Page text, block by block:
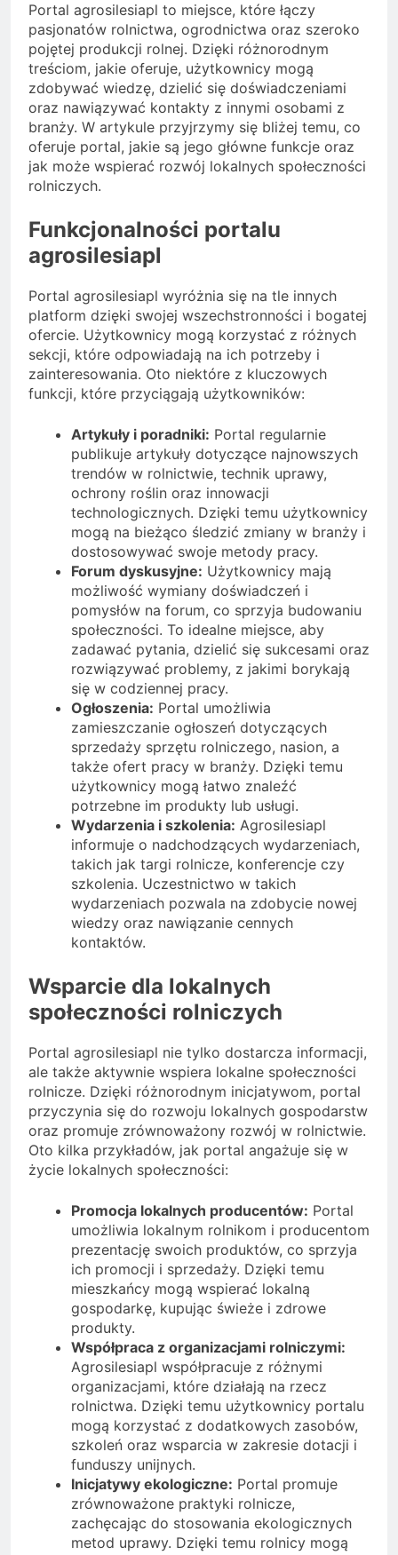
Portal agrosilesiapl to miejsce, które łączy
pasjonatów rolnictwa, ogrodnictwa oraz szeroko
pojętej produkcji rolnej. Dzięki różnorodnym
treściom, jakie oferuje, użytkownicy mogą
zdobywać wiedzę, dzielić się doświadczeniami
oraz nawiązywać kontakty z innymi osobami z
branży. W artykule przyjrzymy się bliżej temu, co
oferuje portal, jakie są jego główne funkcje oraz
jak może wspierać rozwój lokalnych społeczności
rolniczych.
Funkcjonalności portalu
agrosilesiapl
Portal agrosilesiapl wyróżnia się na tle innych
platform dzięki swojej wszechstronności i bogatej
ofercie. Użytkownicy mogą korzystać z różnych
sekcji, które odpowiadają na ich potrzeby i
zainteresowania. Oto niektóre z kluczowych
funkcji, które przyciągają użytkowników:
Artykuły i poradniki: Portal regularnie
publikuje artykuły dotyczące najnowszych
trendów w rolnictwie, technik uprawy,
ochrony roślin oraz innowacji
technologicznych. Dzięki temu użytkownicy
mogą na bieżąco śledzić zmiany w branży i
dostosowywać swoje metody pracy.
Forum dyskusyjne: Użytkownicy mają
możliwość wymiany doświadczeń i
pomysłów na forum, co sprzyja budowaniu
społeczności. To idealne miejsce, aby
zadawać pytania, dzielić się sukcesami oraz
rozwiązywać problemy, z jakimi borykają
się w codziennej pracy.
Ogłoszenia: Portal umożliwia
zamieszczanie ogłoszeń dotyczących
sprzedaży sprzętu rolniczego, nasion, a
także ofert pracy w branży. Dzięki temu
użytkownicy mogą łatwo znaleźć
potrzebne im produkty lub usługi.
Wydarzenia i szkolenia: Agrosilesiapl
informuje o nadchodzących wydarzeniach,
takich jak targi rolnicze, konferencje czy
szkolenia. Uczestnictwo w takich
wydarzeniach pozwala na zdobycie nowej
wiedzy oraz nawiązanie cennych
kontaktów.
Wsparcie dla lokalnych
społeczności rolniczych
Portal agrosilesiapl nie tylko dostarcza informacji,
ale także aktywnie wspiera lokalne społeczności
rolnicze. Dzięki różnorodnym inicjatywom, portal
przyczynia się do rozwoju lokalnych gospodarstw
oraz promuje zrównoważony rozwój w rolnictwie.
Oto kilka przykładów, jak portal angażuje się w
życie lokalnych społeczności:
Promocja lokalnych producentów: Portal
umożliwia lokalnym rolnikom i producentom
prezentację swoich produktów, co sprzyja
ich promocji i sprzedaży. Dzięki temu
mieszkańcy mogą wspierać lokalną
gospodarkę, kupując świeże i zdrowe
produkty.
Współpraca z organizacjami rolniczymi:
Agrosilesiapl współpracuje z różnymi
organizacjami, które działają na rzecz
rolnictwa. Dzięki temu użytkownicy portalu
mogą korzystać z dodatkowych zasobów,
szkoleń oraz wsparcia w zakresie dotacji i
funduszy unijnych.
Inicjatywy ekologiczne: Portal promuje
zrównoważone praktyki rolnicze,
zachęcając do stosowania ekologicznych
metod uprawy. Dzięki temu rolnicy mogą